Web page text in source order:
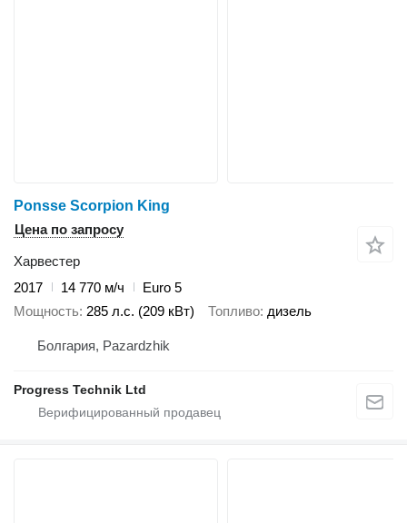
Ponsse Scorpion King
Цена по запросу
Харвестер
2017
14 770 м/ч
Euro 5
Мощность 285 л.с. (209 кВт) Топливо дизель
Болгария, Pazardzhik
Progress Technik Ltd